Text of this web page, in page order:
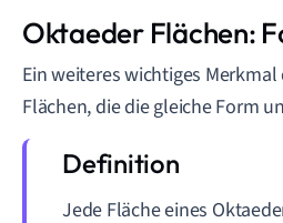
Oktaeder Flächen:
Ein weiteres wichtiges
Flächen, die die gleiche Form
Jede Fläche eines